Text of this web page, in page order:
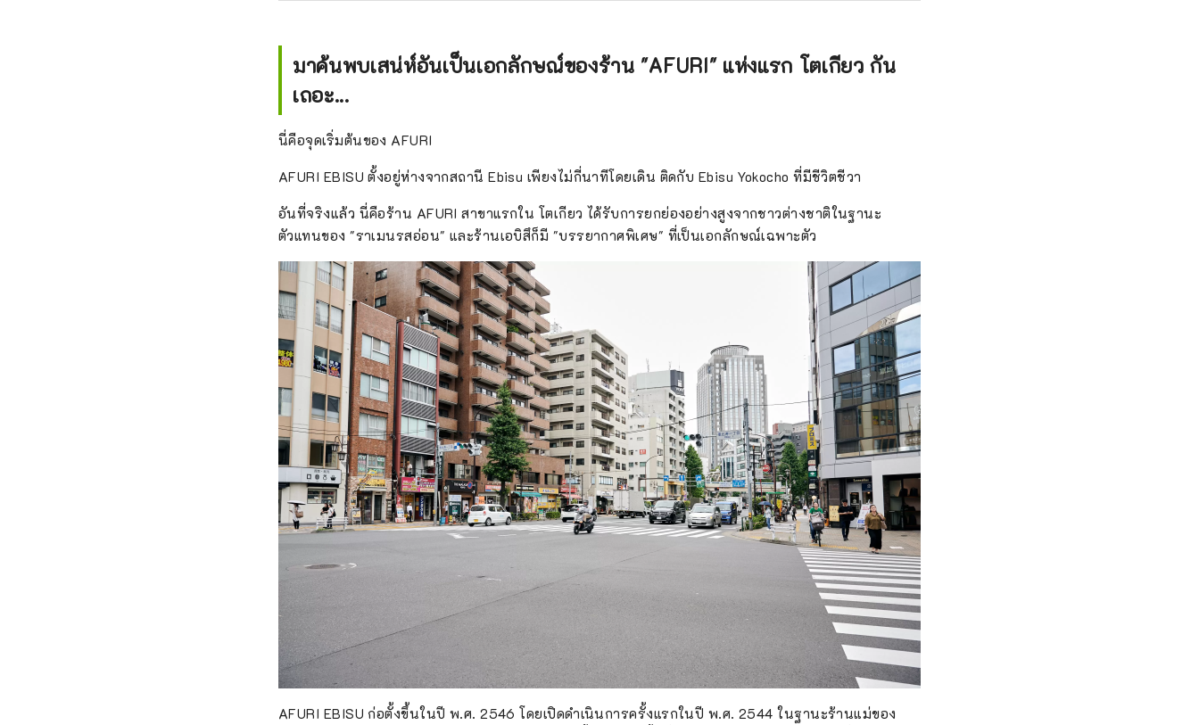
มาค้นพบเสน่ห์อันเป็นเอกลักษณ์ของร้าน "AFURI" แห่งแรก โตเกียว กัน
เถอะ...
นี่คือจุดเริ่มต้นของ AFURI
AFURI EBISU ตั้งอยู่ห่างจากสถานี Ebisu เพียงไม่กี่นาทีโดยเดิน ติดกับ Ebisu Yokocho ที่มีชีวิตชีวา
อันที่จริงแล้ว นี่คือร้าน AFURI สาขาแรกใน โตเกียว ได้รับการยกย่องอย่างสูงจากชาวต่างชาติในฐานะ
ตัวแทนของ "ราเมนรสอ่อน" และร้านเอบิสึก็มี "บรรยากาศพิเศษ" ที่เป็นเอกลักษณ์เฉพาะตัว
AFURI EBISU ก่อตั้งขึ้นในปี พ.ศ. 2546 โดยเปิดดำเนินการครั้งแรกในปี พ.ศ. 2544 ในฐานะร้านแม่ของ